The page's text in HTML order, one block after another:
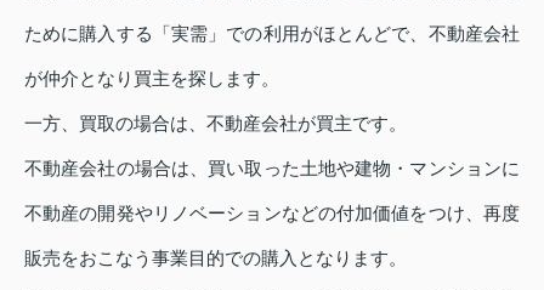
ために購入する「実需」での利用がほとんどで、不動産会社
が仲介となり買主を探します。
一方、買取の場合は、不動産会社が買主です。
不動産会社の場合は、買い取った土地や建物・マンションに
不動産の開発やリノベーションなどの付加価値をつけ、再度
販売をおこなう事業目的での購入となります。